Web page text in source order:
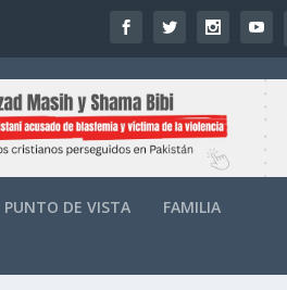
PUNTO DE VISTA FAMILIA